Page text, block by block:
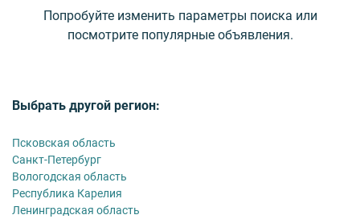
Попробуйте изменить параметры поиска или
посмотрите популярные объявления.
Выбрать другой регион:
Псковская область
Санкт-Петербург
Вологодская область
Республика Карелия
Ленинградская область